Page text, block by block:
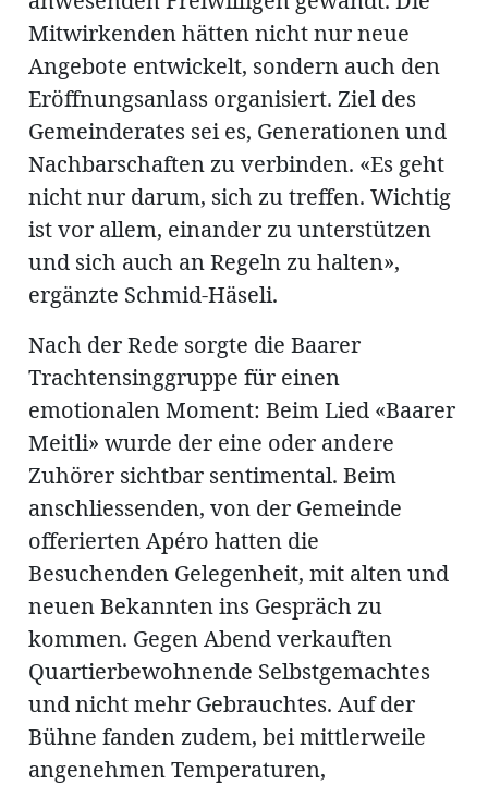
Mitwirkenden hätten nicht nur neue
Angebote entwickelt, sondern auch den
Eröffnungsanlass organisiert. Ziel des
Gemeinderates sei es, Generationen und
Nachbarschaften zu verbinden. «Es geht
nicht nur darum, sich zu treffen. Wichtig
ist vor allem, einander zu unterstützen
und sich auch an Regeln zu halten»,
ergänzte Schmid-Häseli.
Nach der Rede sorgte die Baarer
Trachtensinggruppe für einen
emotionalen Moment: Beim Lied «Baarer
Meitli» wurde der eine oder andere
Zuhörer sichtbar sentimental. Beim
anschliessenden, von der Gemeinde
offerierten Apéro hatten die
Besuchenden Gelegenheit, mit alten und
neuen Bekannten ins Gespräch zu
kommen. Gegen Abend verkauften
Quartierbewohnende Selbstgemachtes
und nicht mehr Gebrauchtes. Auf der
Bühne fanden zudem, bei mittlerweile
angenehmen Temperaturen,